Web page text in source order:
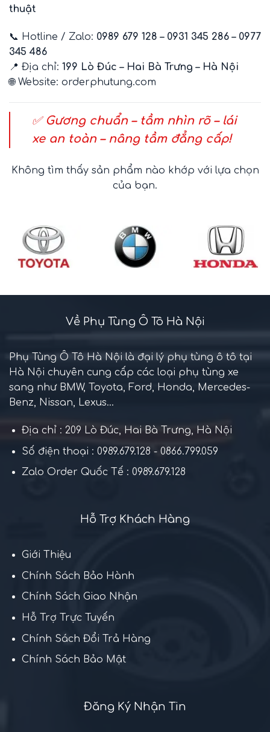
thuật
📞 Hotline / Zalo: 0989 679 128 – 0931 345 286 – 0977
345 486
📍 Địa chỉ: 199 Lò Đúc – Hai Bà Trưng – Hà Nội
🌐 Website: orderphutung.com
✅ Gương chuẩn – tầm nhìn rõ – lái
xe an toàn – nâng tầm đẳng cấp!
Không tìm thấy sản phẩm nào khớp với lựa chọn
của bạn.
Về Phụ Tùng Ô Tô Hà Nội
Phụ Tùng Ô Tô Hà Nội là đại lý phụ tùng ô tô tại
Hà Nội chuyên cung cấp các loại phụ tùng xe
sang như BMW, Toyota, Ford, Honda, Mercedes-
Benz, Nissan, Lexus...
Địa chỉ : 209 Lò Đúc, Hai Bà Trưng, Hà Nội
Số điện thoại : 0989.679.128 - 0866.799.059
Zalo Order Quốc Tế : 0989.679.128
Hỗ Trợ Khách Hàng
Giới Thiệu
Chính Sách Bảo Hành
Chính Sách Giao Nhận
Hỗ Trợ Trực Tuyến
Chính Sách Đổi Trả Hàng
Chính Sách Bảo Mật
Đăng Ký Nhận Tin